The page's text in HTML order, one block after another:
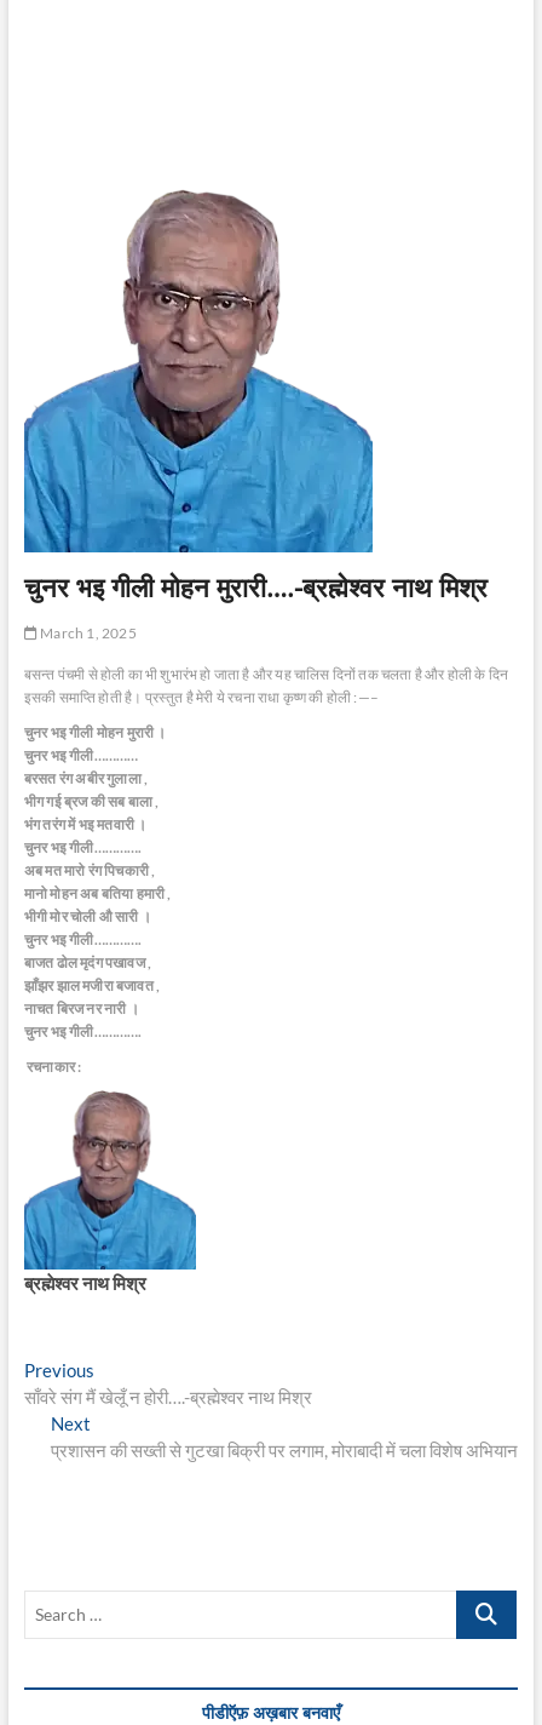
चुनर भइ गीली मोहन मुरारी….-ब्रह्मेश्वर नाथ मिश्र
March 1, 2025
बसन्त पंचमी से होली का भी शुभारंभ हो जाता है और यह चालिस दिनों तक चलता है और होली के दिन
इसकी समाप्ति होती है। प्रस्तुत है मेरी ये रचना राधा कृष्ण की होली :—–
चुनर भइ गीली मोहन मुरारी ।
चुनर भइ गीली…………
बरसत रंग अबीर गुलाला ,
भीग गई ब्रज की सब बाला ,
भंग तरंग में भइ मतवारी ।
चुनर भइ गीली………….
अब मत मारो रंग पिचकारी ,
मानो मोहन अब बतिया हमारी ,
भीगी मोर चोली औ सारी ।
चुनर भइ गीली………….
बाजत ढोल मृदंग पखावज ,
झाँझर झाल मजीरा बजावत ,
नाचत बिरज नर नारी ।
चुनर भइ गीली………….
रचनाकार :
ब्रह्मेश्वर नाथ मिश्र
Post
navigation
PreviousPrevious
post:
साँवरे संग मैं खेलूँ न होरी….-ब्रह्मेश्वर नाथ मिश्र
Next
post:
प्रशासन की सख्ती से गुटखा बिक्री पर लगाम, मोराबादी में चला विशेष अभियान
Search
पीडीऍफ़ अख़बार बनवाएँ